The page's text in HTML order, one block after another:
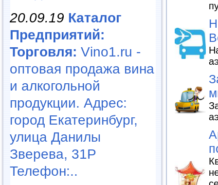
20.09.19 Каталог
Предприятий:
Торговля: Vino1.ru -
оптовая продажа вина
и алкогольной
продукции. Адрес:
город Екатеринбург,
улица Данилы
Зверева, 31Р
Телефон:..